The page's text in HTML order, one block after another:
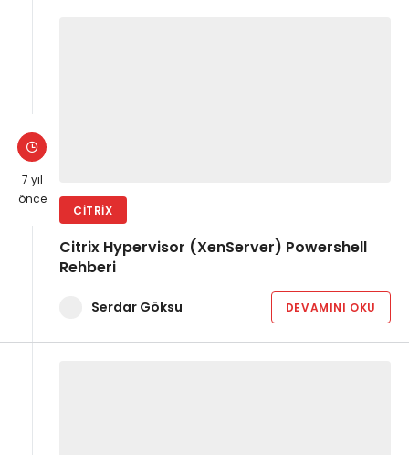
7 yıl
önce
CITRIX
Citrix Hypervisor (XenServer) Powershell
Rehberi
Serdar Göksu DEVAMINI OKU